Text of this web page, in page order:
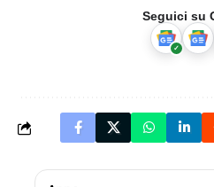
Seguici su